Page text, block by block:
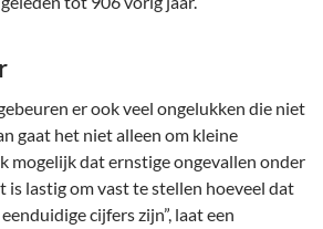
er ook veel ongelukken die niet
gaat het niet alleen om kleine
mogelijk dat ernstige ongevallen onder
is lastig om vast te stellen hoeveel dat
cijfers zijn”, laat een